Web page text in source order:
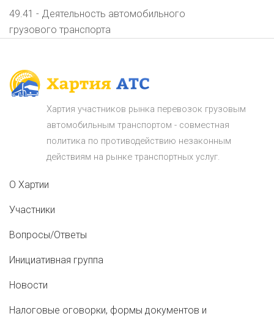
49.41 - Деятельность автомобильного
грузового транспорта
Хартия участников рынка перевозок грузовым
автомобильным транспортом - совместная
политика по противодействию незаконным
действиям на рынке транспортных услуг.
О Хартии
Участники
Вопросы/Ответы
Инициативная группа
Новости
Налоговые оговорки, формы документов и